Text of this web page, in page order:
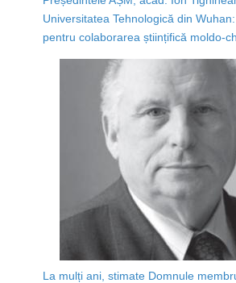
Universitatea Tehnologică din
pentru colaborarea științifică moldo-
La mulți ani, stimate Domnule